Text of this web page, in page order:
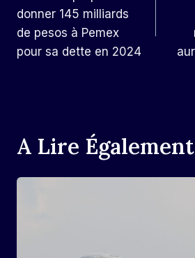
L’article
donner 145 milliards
de pesos à Pemex
pour sa dette en 2024
A Lire Également